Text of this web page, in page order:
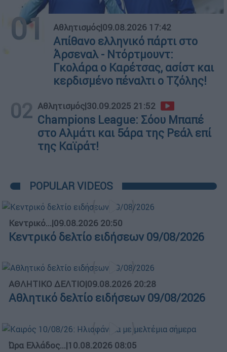
01 Αθλητισμός|09.08.2026 17:42
Απίθανο ελληνικό πάρτι στο
Άρσεναλ - Ντόρτμουντ:
Γκολάρα ο Καρέτσας, ασίστ και
κερδισμένο πέναλτι ο Τζόλης!
02 Αθλητισμός|30.09.2025 21:52
Champions League: Σόου Μπαπέ
στο Αλμάτι και 5άρα της Ρεάλ επί
της Καϊράτ!
POPULAR VIDEOS
Κεντρικό...|09.08.2026 20:50
Κεντρικό δελτίο ειδήσεων 09/08/2026
ΑΘΛΗΤΙΚΟ ΔΕΛΤΙΟ|09.08.2026 20:28
Αθλητικό δελτίο ειδήσεων 09/08/2026
Ώρα Ελλάδος...|10.08.2026 08:05